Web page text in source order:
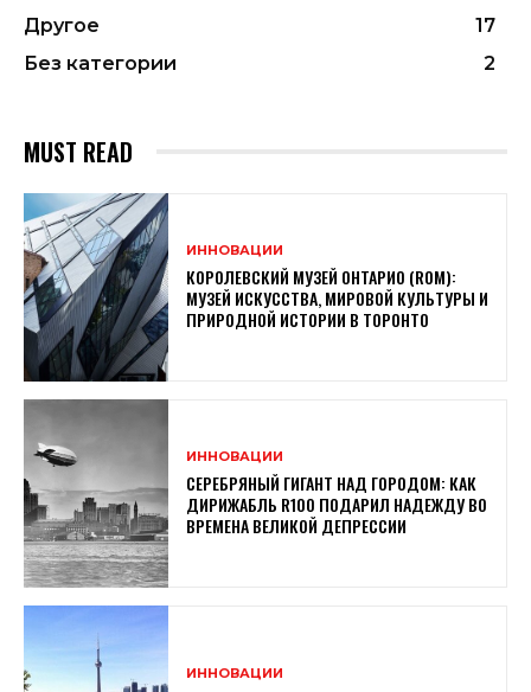
Другое
17
Без категории
2
MUST READ
ИННОВАЦИИ
КОРОЛЕВСКИЙ МУЗЕЙ ОНТАРИО (ROM):
МУЗЕЙ ИСКУССТВА, МИРОВОЙ КУЛЬТУРЫ И
ПРИРОДНОЙ ИСТОРИИ В ТОРОНТО
ИННОВАЦИИ
СЕРЕБРЯНЫЙ ГИГАНТ НАД ГОРОДОМ: КАК
ДИРИЖАБЛЬ R100 ПОДАРИЛ НАДЕЖДУ ВО
ВРЕМЕНА ВЕЛИКОЙ ДЕПРЕССИИ
ИННОВАЦИИ